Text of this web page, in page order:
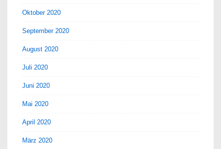
Oktober 2020
September 2020
August 2020
Juli 2020
Juni 2020
Mai 2020
April 2020
März 2020